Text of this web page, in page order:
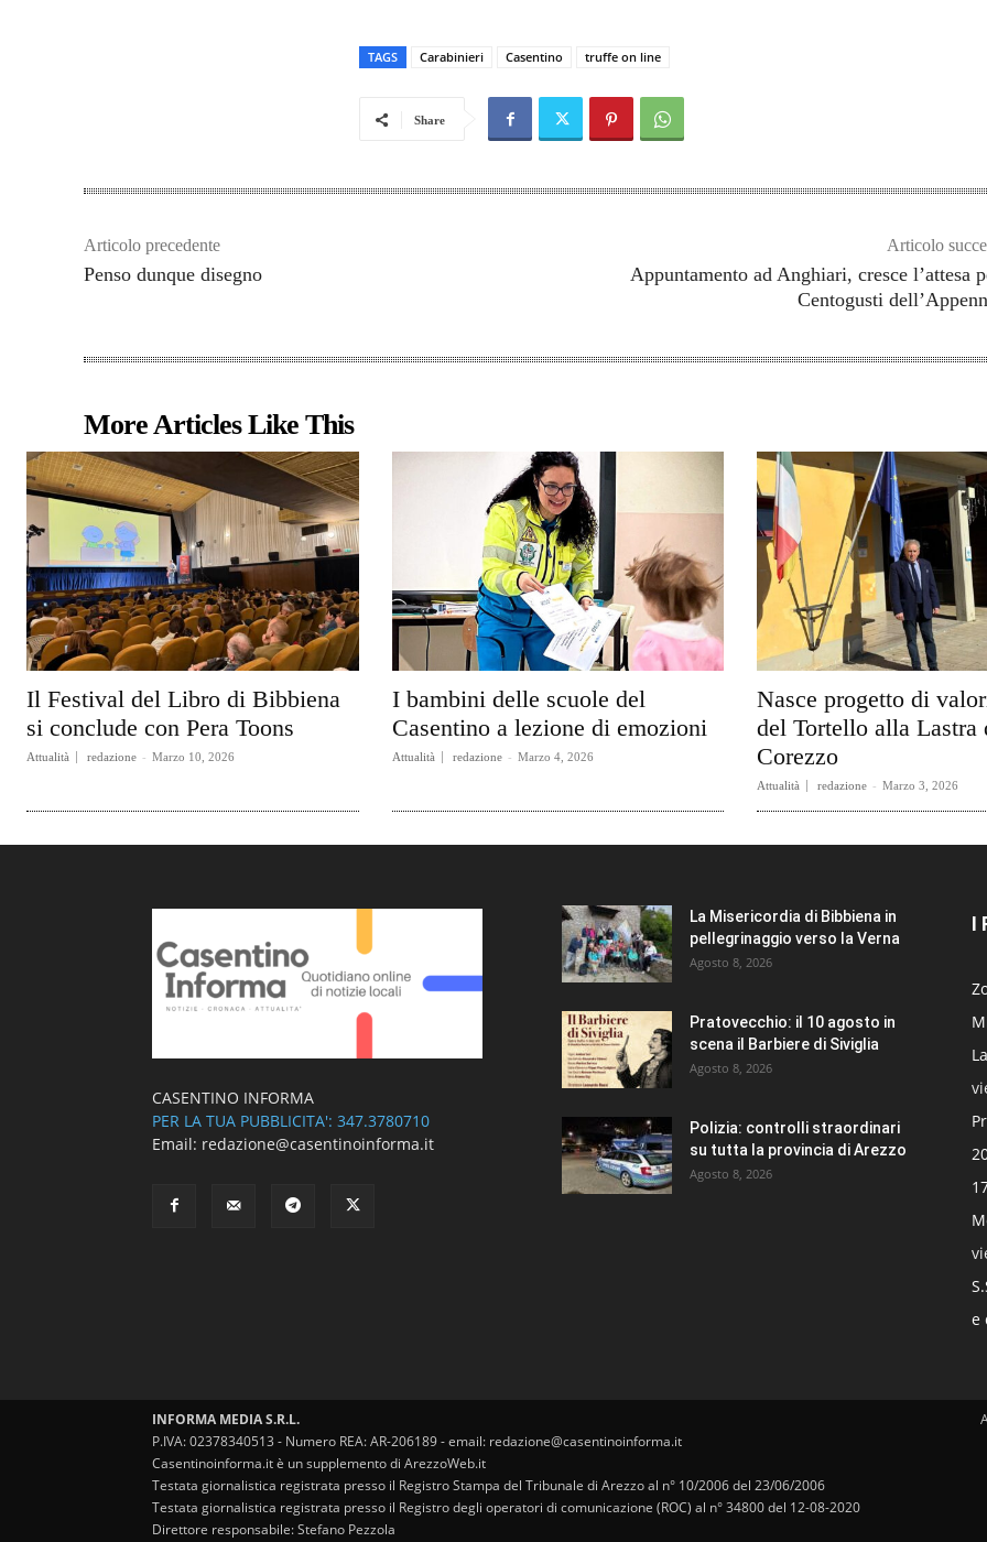
TAGS Carabinieri Casentino truffe on line
Share
Articolo precedente
Penso dunque disegno
Articolo
Appuntamento ad Anghiari, cresce l’attesa
Centogusti
More Articles Like This
Il Festival del Libro di Bibbiena
si conclude con Pera Toons
Attualità redazione - Marzo 10, 2026
I bambini delle scuole del
Casentino a lezione di emozioni
Attualità redazione - Marzo 4, 2026
Nasce progetto di
del Tortello alla Lastra
Corezzo
Attualità redazione - Marzo 3, 2026
CASENTINO INFORMA
PER LA TUA PUBBLICITA': 347.3780710
Email: redazione@casentinoinforma.it
La Misericordia di Bibbiena in
pellegrinaggio verso la Verna
Agosto 8, 2026
Pratovecchio: il 10 agosto in
scena il Barbiere di Siviglia
Agosto 8, 2026
Polizia: controlli straordinari
su tutta la provincia di Arezzo
Agosto 8, 2026
I
e
INFORMA MEDIA S.R.L.
P.IVA: 02378340513 - Numero REA: AR-206189 - email: redazione@casentinoinforma.it
Casentinoinforma.it è un supplemento di ArezzoWeb.it
Testata giornalistica registrata presso il Registro Stampa del Tribunale di Arezzo al n° 10/2006 del 23/06/2006
Testata giornalistica registrata presso il Registro degli operatori di comunicazione (ROC) al n° 34800 del 12-08-2020
Direttore responsabile: Stefano Pezzola